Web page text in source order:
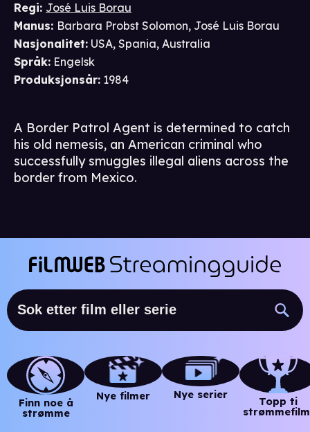
Regi: José Luis Borau
Manus: Barbara Probst Solomon, José Luis Borau
Nasjonalitet: USA, Spania, Australia
Språk: Engelsk
Produksjonsår: 1984
A Border Patrol Agent is determined to catch
his old nemesis, an American criminal who
successfully smuggles illegal aliens across the
border from Mexico.
Finn noe å
strømme
Nye filmer Nye serier
Topp ti